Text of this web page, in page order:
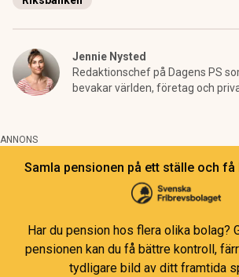
Jennie Nysted
Redaktionschef på Dagens PS
bevakar världen, företag och
ANNONS
Samla pensionen på ett ställe och
Har du pension hos flera olika bolag?
pensionen kan du få bättre kontroll,
tydligare bild av ditt framtida